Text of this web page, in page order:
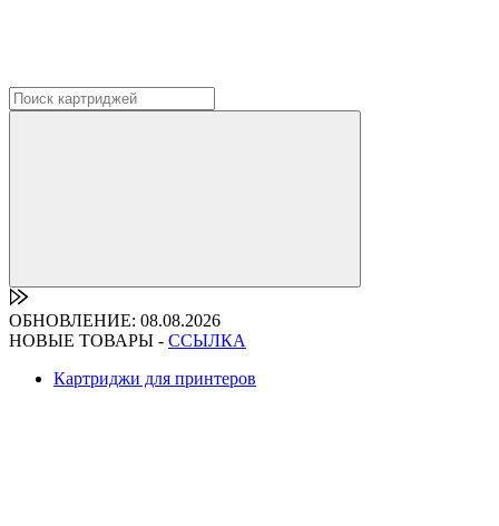
ОБНОВЛЕНИЕ: 08.08.2026
НОВЫЕ ТОВАРЫ - ССЫЛКА
Картриджи для принтеров